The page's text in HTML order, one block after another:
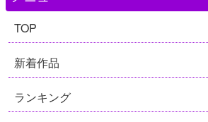
TOP
新着作品
ランキング